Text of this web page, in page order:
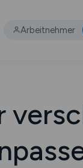
Arbeitnehmer